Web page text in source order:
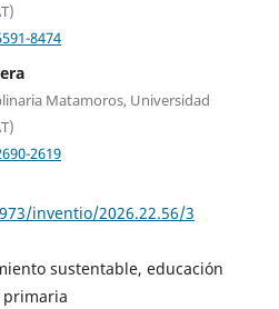
8474
Matamoros, Universidad
2619
inventio/2026.22.56/3
sustentable, educación